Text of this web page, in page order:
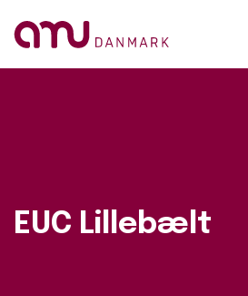
EUC Lillebælt